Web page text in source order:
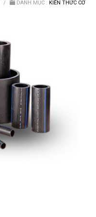
/ DANH MỤC : KIẾN THỨC CƠ